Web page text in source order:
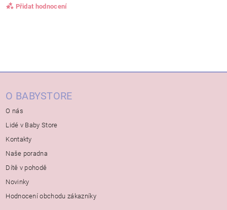
Přidat hodnocení
O BABYSTORE
O nás
Lidé v Baby Store
Kontakty
Naše poradna
Dítě v pohodě
Novinky
Hodnocení obchodu zákazníky